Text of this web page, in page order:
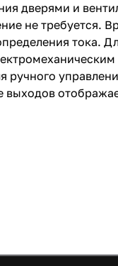
дверями и
не требуется.
тока.
ручного
выходов